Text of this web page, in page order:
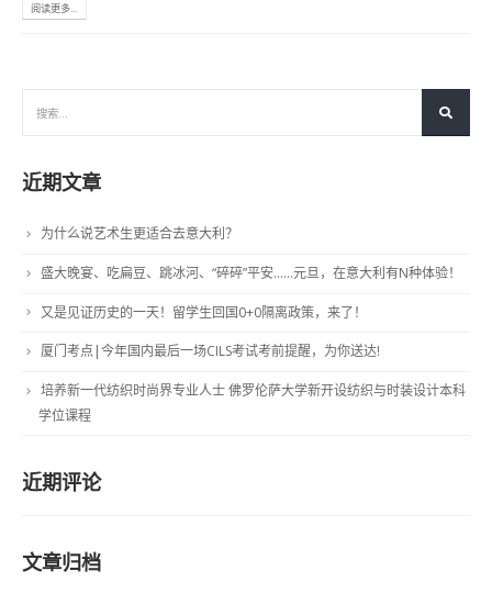
阅读更多...
近期文章
为什么说艺术生更适合去意大利？
盛大晚宴、吃扁豆、跳冰河、“碎碎”平安……元旦，在意大利有N种体验！
又是见证历史的一天！留学生回国0+0隔离政策，来了！
厦门考点|今年国内最后一场CILS考试考前提醒，为你送达!
培养新一代纺织时尚界专业人士 佛罗伦萨大学新开设纺织与时装设计本科
学位课程
近期评论
文章归档